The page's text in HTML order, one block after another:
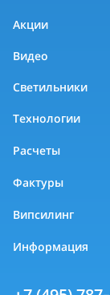
Акции
Видео
Светильники
Технологии
Расчеты
Фактуры
Випсилинг
Информация